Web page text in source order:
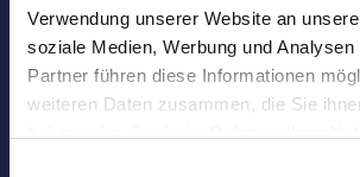
Verwendung unserer Website an
soziale Medien, Werbung und
Partner führen diese Informationen
weiteren Daten zusammen, die Sie